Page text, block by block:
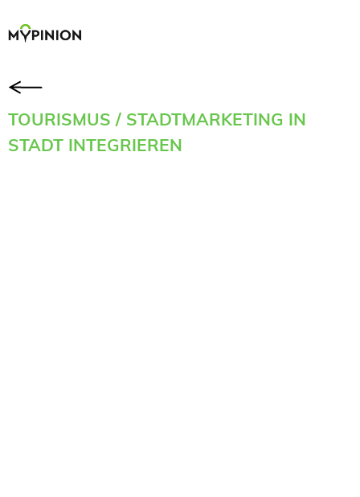
TOURISMUS / STADTMARKETING IN
STADT INTEGRIEREN